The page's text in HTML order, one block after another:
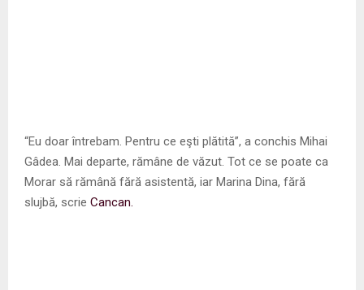
“Eu doar întrebam. Pentru ce eşti plătită”, a conchis Mihai
Gâdea. Mai departe, rămâne de văzut. Tot ce se poate ca
Morar să rămână fără asistentă, iar Marina Dina, fără
slujbă, scrie Cancan.